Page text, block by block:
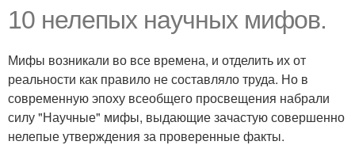
10 нелепых научных мифов.
Мифы возникали во все времена, и отделить их от
реальности как правило не составляло труда. Но в
современную эпоху всеобщего просвещения набрали
силу "Научные" мифы, выдающие зачастую совершенно
нелепые утверждения за проверенные факты.